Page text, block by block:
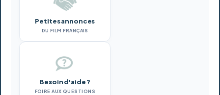
Petites annonces
DU FILM FRANÇAIS
Besoin d'aide ?
FOIRE AUX QUESTIONS